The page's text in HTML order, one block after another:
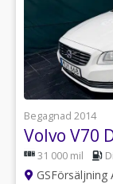
Begagnad 2014
Volvo V70
31 000 mil
GSFörsäljning